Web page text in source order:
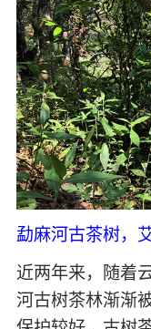
勐麻河古茶树，
近两年来，随着
河古树茶林渐渐